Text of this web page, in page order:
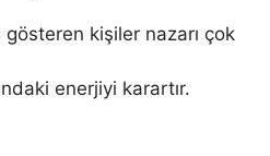
gösteren kişiler nazarı çok
enerjiyi karartır.